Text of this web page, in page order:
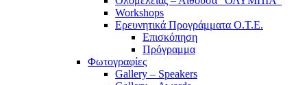
Workshops
Ερευνητικά Προγράμματα Ο.Τ.Ε.
Επισκόπηση
Πρόγραμμα
Φωτογραφίες
Gallery – Speakers